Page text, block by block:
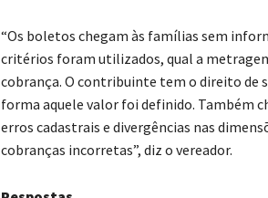
“Os boletos chegam às famílias sem
critérios foram utilizados, qual a
cobrança. O contribuinte tem o direito de
forma aquele valor foi definido. Também
erros cadastrais e divergências nas
cobranças incorretas”, diz o vereador.